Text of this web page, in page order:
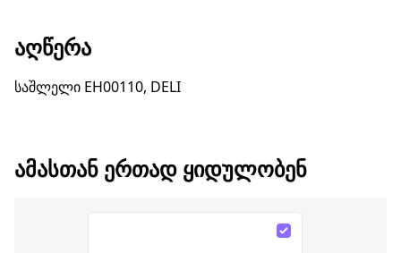
ᲐᲦᲬᲔᲠᲐ
საშლელი EH00110, DELI
ᲐᲛᲐᲡᲗᲐᲜ ᲔᲠᲗᲐᲓ ᲧᲘᲓᲣᲚᲝᲑᲔᲜ